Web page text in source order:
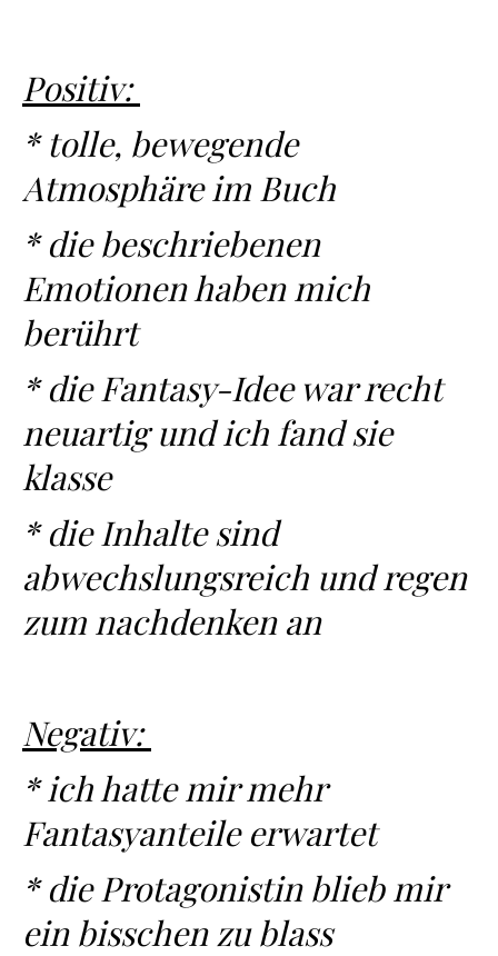
Positiv:
* tolle, bewegende
Atmosphäre im Buch
* die beschriebenen
Emotionen haben mich
berührt
* die Fantasy-Idee war recht
neuartig und ich fand sie
klasse
* die Inhalte sind
abwechslungsreich und regen
zum nachdenken an
Negativ:
* ich hatte mir mehr
Fantasyanteile erwartet
* die Protagonistin blieb mir
ein bisschen zu blass